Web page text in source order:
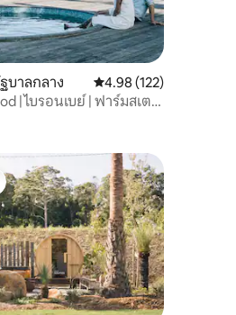
ว
บาลกลาง คะแนนเฉลี่ย 4.98 จาก
4.98 (122)
| ไบรอนเบย์ | ฟาร์มสเตย์